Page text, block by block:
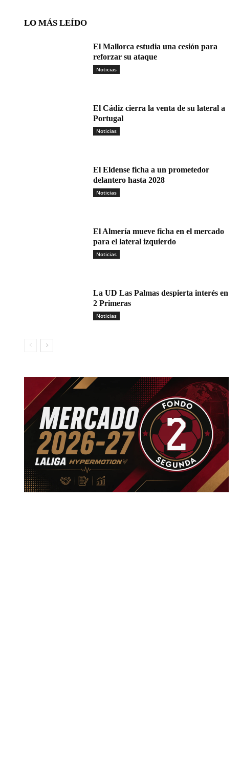
LO MÁS LEÍDO
El Mallorca estudia una cesión para
reforzar su ataque
Noticias
El Cádiz cierra la venta de su lateral a
Portugal
Noticias
El Eldense ficha a un prometedor
delantero hasta 2028
Noticias
El Almería mueve ficha en el mercado
para el lateral izquierdo
Noticias
La UD Las Palmas despierta interés en
2 Primeras
Noticias